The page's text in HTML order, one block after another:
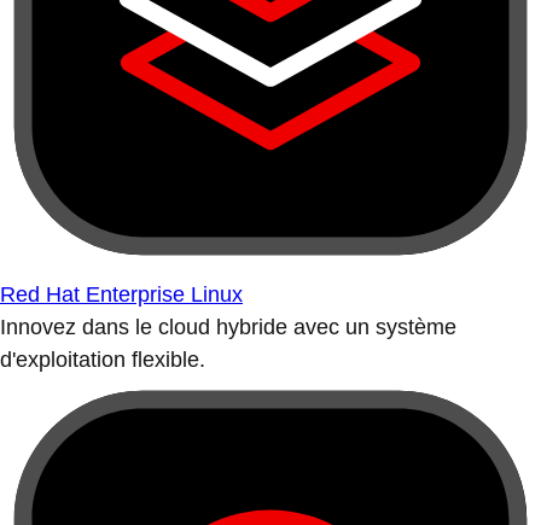
Red Hat Enterprise Linux
Innovez dans le cloud hybride avec un système
d'exploitation flexible.